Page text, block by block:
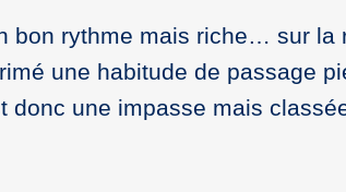
bon rythme mais riche… sur la
une habitude de passage
donc une impasse mais